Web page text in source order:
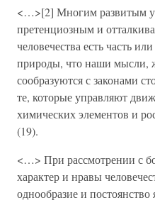
<…>[2] Многим развитым
претенциозным и
человечества есть часть
природы, что наши мысли,
сообразуются с законами
те, которые управляют
химических элементов и
(19).
<…> При рассмотрении с
характер и нравы
однообразие и